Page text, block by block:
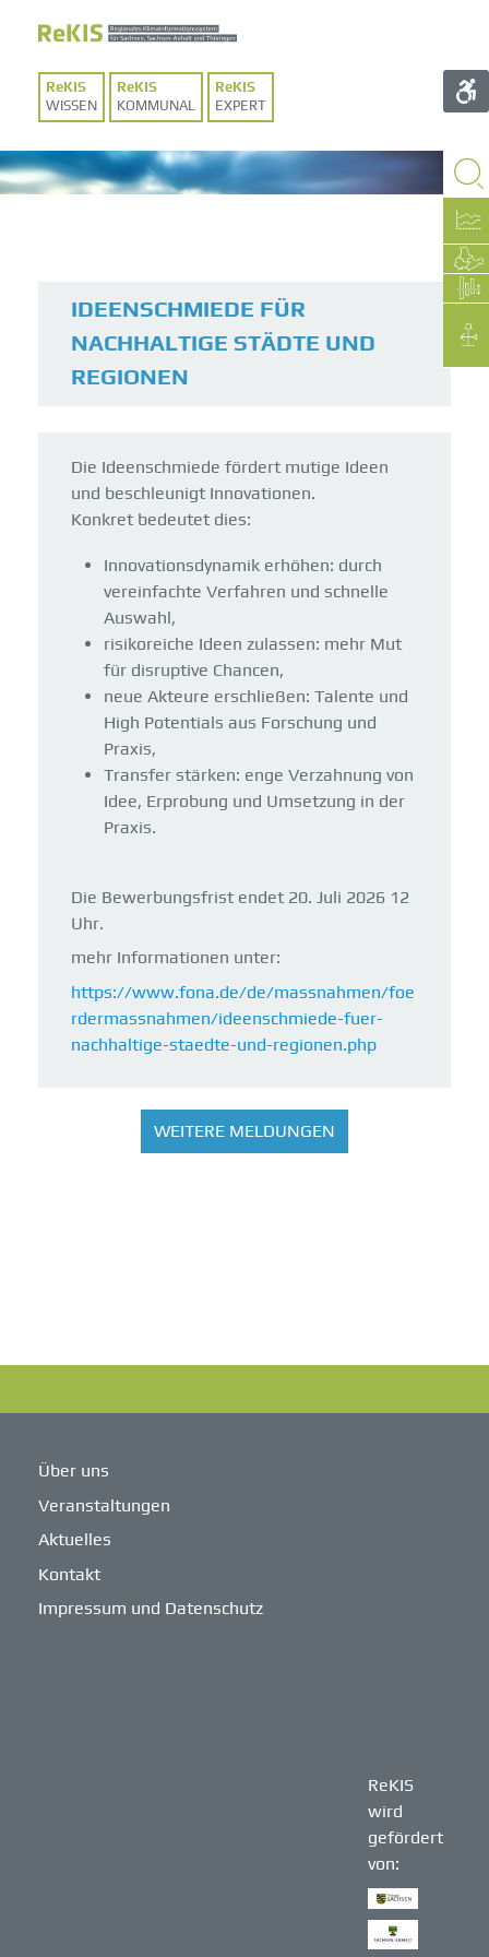
WISSEN KOMMUNAL EXPERT
IDEENSCHMIEDE FÜR
NACHHALTIGE STÄDTE UND
REGIONEN
Die Ideenschmiede fördert mutige Ideen
und beschleunigt Innovationen.
Konkret bedeutet dies:
Innovationsdynamik erhöhen: durch
vereinfachte Verfahren und schnelle
Auswahl,
risikoreiche Ideen zulassen: mehr Mut
für disruptive Chancen,
neue Akteure erschließen: Talente und
High Potentials aus Forschung und
Praxis,
Transfer stärken: enge Verzahnung von
Idee, Erprobung und Umsetzung in der
Praxis.
Die Bewerbungsfrist endet 20. Juli 2026 12
Uhr.
mehr Informationen unter:
https://www.fona.de/de/massnahmen/foe
rdermassnahmen/ideenschmiede-fuer-
nachhaltige-staedte-und-regionen.php
WEITERE MELDUNGEN
Über uns
Veranstaltungen
Aktuelles
Kontakt
Impressum und Datenschutz
ReKIS
wird
gefördert
von: